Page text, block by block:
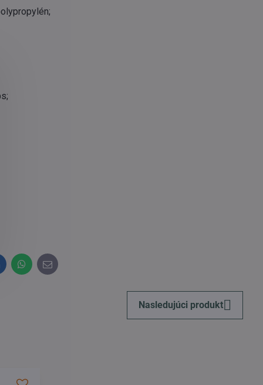
WhatsApp
E-
mail
Nasledujúci produkt